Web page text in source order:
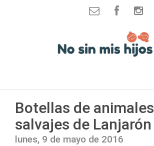
Botellas de animales
salvajes de Lanjarón
lunes, 9 de mayo de 2016